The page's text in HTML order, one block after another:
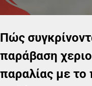
Πώς
παράβαση
παραλίας με το